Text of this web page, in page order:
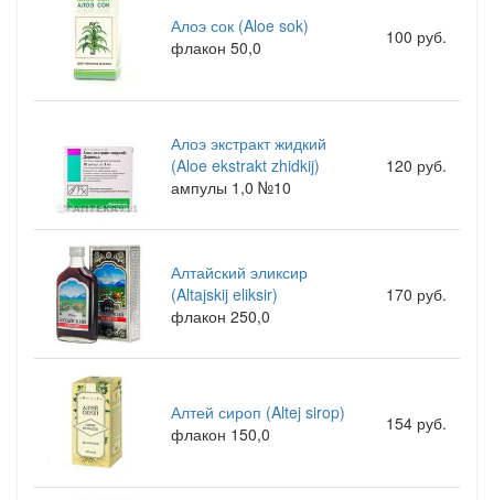
Алоэ сок (Aloe sok)
флакон 50,0
100 руб.
Алоэ экстракт жидкий
(Aloe ekstrakt zhidkij)
ампулы 1,0 №10
120 руб.
Алтайский эликсир
(Altajskij eliksir)
флакон 250,0
170 руб.
Алтей сироп (Altej sirop)
флакон 150,0
154 руб.